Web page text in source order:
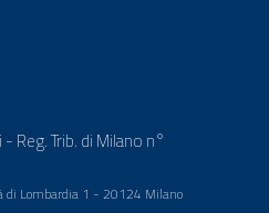
Trib. di Milano n°
di Lombardia 1 - 20124 Milano